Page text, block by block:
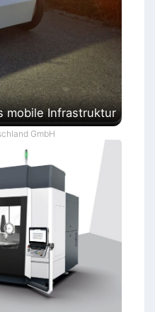
mobile Infrastruktur
GmbH